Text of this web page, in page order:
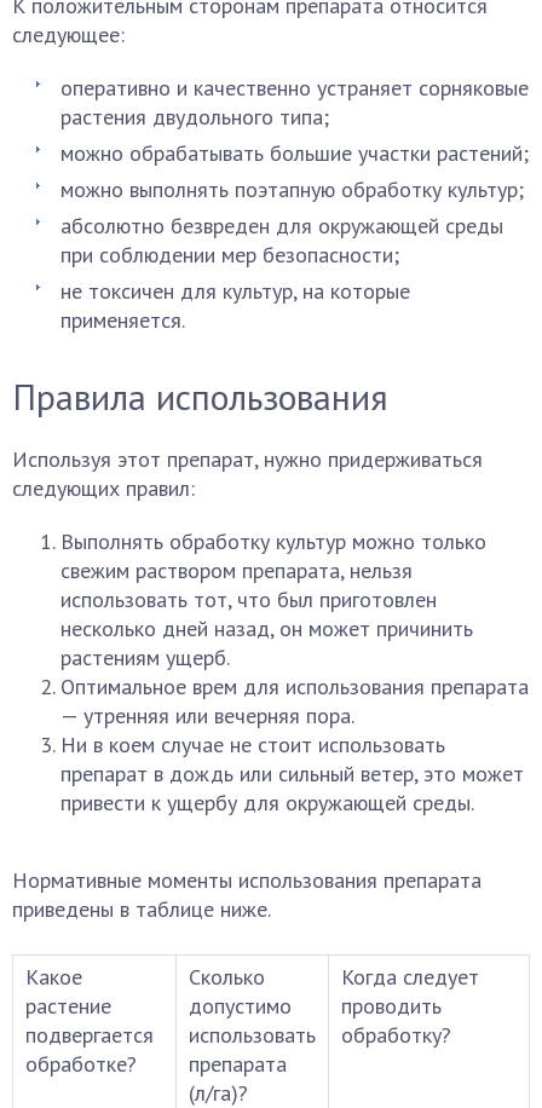
следующее:
оперативно и качественно устраняет сорняковые
растения двудольного типа;
можно обрабатывать большие участки растений;
можно выполнять поэтапную обработку культур;
абсолютно безвреден для окружающей среды
при соблюдении мер безопасности;
не токсичен для культур, на которые
применяется.
Правила использования
Используя этот препарат, нужно придерживаться
следующих правил:
Выполнять обработку культур можно только
свежим раствором препарата, нельзя
использовать тот, что был приготовлен
несколько дней назад, он может причинить
растениям ущерб.
Оптимальное врем для использования препарата
— утренняя или вечерняя пора.
Ни в коем случае не стоит использовать
препарат в дождь или сильный ветер, это может
привести к ущербу для окружающей среды.
Нормативные моменты использования препарата
приведены в таблице ниже.
Какое
растение
подвергается
обработке?
Сколько
допустимо
использовать
препарата
(л/га)?
Когда следует
проводить
обработку?